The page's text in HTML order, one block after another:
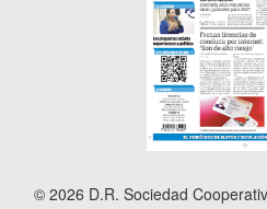
© 2026 D.R. Sociedad